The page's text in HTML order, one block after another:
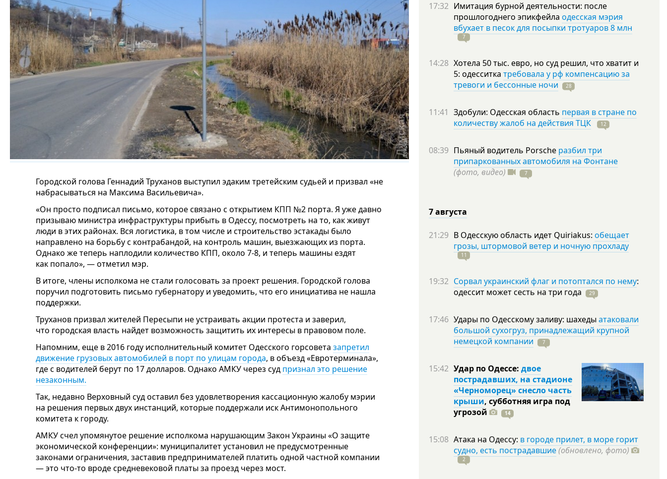
Городской голова Геннадий Труханов выступил эдаким третейским судьей и призвал «не
набрасываться на Максима Васильевича».
«Он просто подписал письмо, которое связано с открытием КПП №2 порта. Я уже давно
призываю министра инфраструктуры прибыть в Одессу, посмотреть на то, как живут
люди в этих районах. Вся логистика, в том числе и строительство эстакады было
направлено на борьбу с контрабандой, на контроль машин, выезжающих из порта.
Однако же теперь наплодили количество КПП, около 7-8, и теперь машины ездят
как попало», — отметил мэр.
В итоге, члены исполкома не стали голосовать за проект решения. Городской голова
поручил подготовить письмо губернатору и уведомить, что его инициатива не нашла
поддержки.
Труханов призвал жителей Пересыпи не устраивать акции протеста и заверил,
что городская власть найдет возможность защитить их интересы в правовом поле.
Напомним, еще в 2016 году исполнительный комитет Одесского горсовета запретил
движение грузовых автомобилей в порт по улицам города, в объезд «Евротерминала»,
где с водителей берут по 17 долларов. Однако АМКУ через суд признал это решение
незаконным.
Так, недавно Верховный суд оставил без удовлетворения кассационную жалобу мэрии
на решения первых двух инстанций, которые поддержали иск Антимонопольного
комитета к городу.
АМКУ счел упомянутое решение исполкома нарушающим Закон Украины «О защите
экономической конференции»: муниципалитет установил не предусмотренные
законами ограничения, заставив предпринимателей платить одной частной компании
— это что-то вроде средневековой платы за проезд через мост.
17:32 Имитация бурной деятельности: после
прошлогоднего эпикфейла одесская мэрия
вбухает в песок для посыпки тротуаров 8 млн
7
14:28 Хотела 50 тыс. евро, но суд решил, что хватит и
5: одесситка требовала у рф компенсацию за
тревоги и бессонные ночи
28
11:41 Здобули: Одесская область первая в стране по
количеству жалоб на действия ТЦК
12
08:39 Пьяный водитель Porsche разбил три
припаркованных автомобиля на Фонтане
(фото, видео)
7
7 августа
21:29 В Одесскую область идет Quiriakus: обещает
грозы, штормовой ветер и ночную прохладу
11
19:32 Сорвал украинский флаг и потоптался по нему:
одессит может сесть на три года 29
17:46 Удары по Одесскому заливу: шахеды атаковали
большой сухогруз, принадлежащий крупной
немецкой компании
7
15:42 Удар по Одессе: двое
пострадавших, на стадионе
«Черноморец» снесло часть
крыши, субботняя игра под
угрозой
14
15:08 Атака на Одессу: в городе прилет, в море горит
судно, есть пострадавшие(обновлено, фото)
2